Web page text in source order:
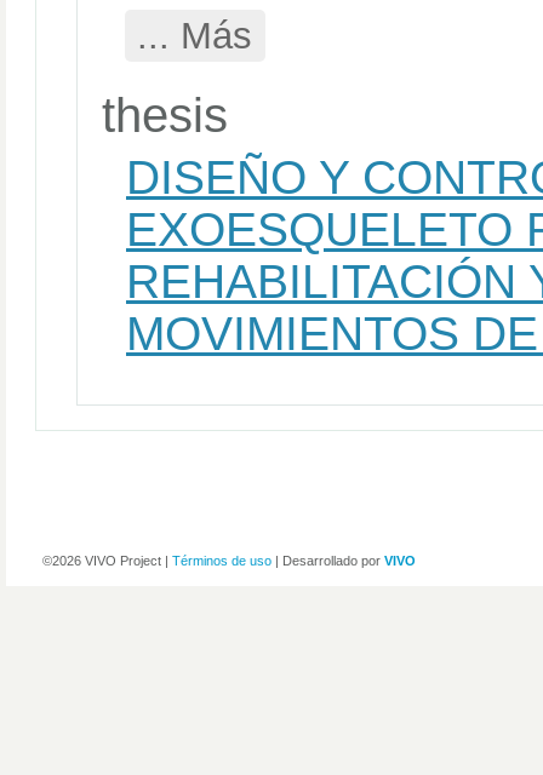
... Más
thesis
DISEÑO Y
EXOESQUELETO
REHABILITACIÓN
MOVIMIENTOS
©2026 VIVO Project | Términos de uso | Desarrollado por VIVO